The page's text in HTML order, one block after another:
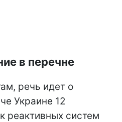
в перечне
речь идет о
Украине 12
реактивных систем